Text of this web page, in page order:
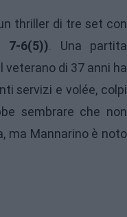
thriller di tre set con
7-6(5)). Una partita
veterano di 37 anni ha
servizi e volée, colpi
sembrare che non
ma Mannarino è noto